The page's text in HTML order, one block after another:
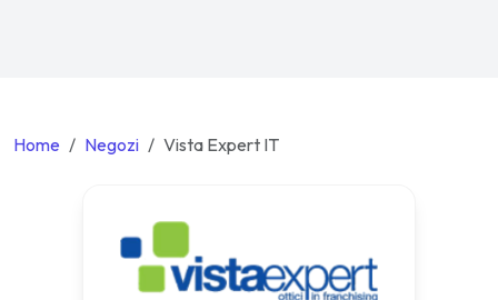
Home Negozi Vista Expert IT